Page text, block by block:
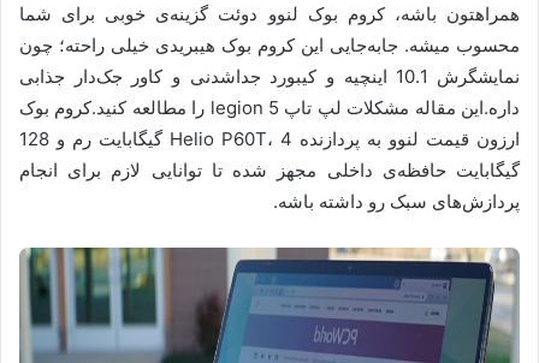
همراهتون باشه، کروم بوک لنوو دوئت گزینه‌ی خوبی برای شما
محسوب میشه. جابه‌جایی این کروم بوک هیبریدی خیلی راحته؛ چون
نمایشگرش 10.1 اینچیه و کیبورد جداشدنی و کاور جک‌دار جذابی
داره.این مقاله مشکلات لپ تاپ legion 5 را مطالعه کنید.کروم بوک
ارزون قیمت لنوو به پردازنده Helio P60T، 4 گیگابایت رم و 128
گیگابایت حافظه‌ی داخلی مجهز شده تا توانایی لازم برای انجام
پردازش‌های سبک رو داشته باشه.